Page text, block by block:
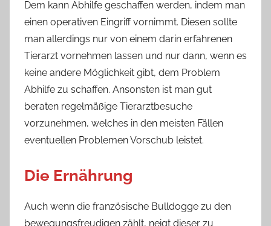
Dem kann Abhilfe geschaffen werden, indem man
einen operativen Eingriff vornimmt. Diesen sollte
man allerdings nur von einem darin erfahrenen
Tierarzt vornehmen lassen und nur dann, wenn es
keine andere Möglichkeit gibt, dem Problem
Abhilfe zu schaffen. Ansonsten ist man gut
beraten regelmäßige Tierarztbesuche
vorzunehmen, welches in den meisten Fällen
eventuellen Problemen Vorschub leistet.
Die Ernährung
Auch wenn die französische Bulldogge zu den
bewegungsfreudigen zählt, neigt dieser zu